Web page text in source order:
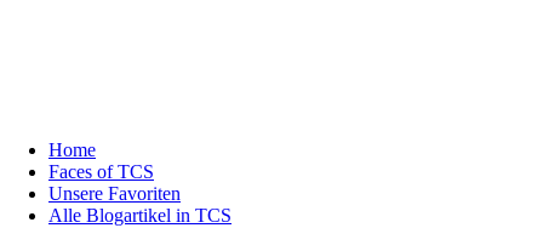
Home
Faces of TCS
Unsere Favoriten
Alle Blogartikel in TCS